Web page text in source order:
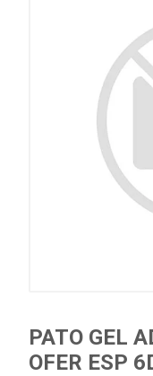
PATO GEL
OFER ESP